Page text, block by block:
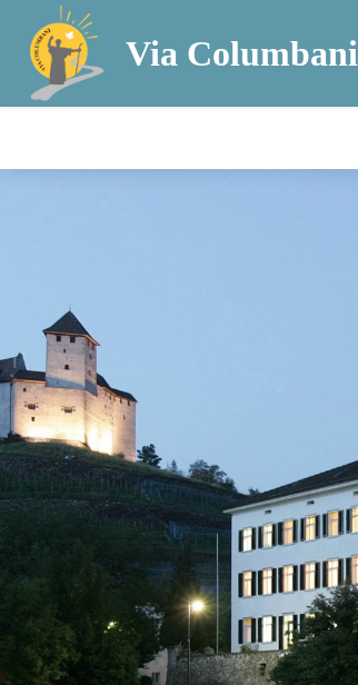
Via Columbani